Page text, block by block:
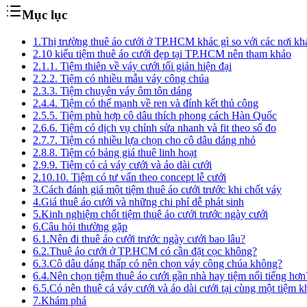
Mục lục
1.Thị trường thuê áo cưới ở TP.HCM khác gì so với các nơi
2.10 kiểu tiệm thuê áo cưới đẹp tại TP.HCM nên tham khảo
2.1.1. Tiệm thiên về váy cưới tối giản hiện đại
2.2.2. Tiệm có nhiều mẫu váy công chúa
2.3.3. Tiệm chuyên váy ôm tôn dáng
2.4.4. Tiệm có thế mạnh về ren và đính kết thủ công
2.5.5. Tiệm phù hợp cô dâu thích phong cách Hàn Quốc
2.6.6. Tiệm có dịch vụ chỉnh sửa nhanh và fit theo số đo
2.7.7. Tiệm có nhiều lựa chọn cho cô dâu dáng nhỏ
2.8.8. Tiệm có bảng giá thuê linh hoạt
2.9.9. Tiệm có cả váy cưới và áo dài cưới
2.10.10. Tiệm có tư vấn theo concept lễ cưới
3.Cách đánh giá một tiệm thuê áo cưới trước khi chốt váy
4.Giá thuê áo cưới và những chi phí dễ phát sinh
5.Kinh nghiệm chốt tiệm thuê áo cưới trước ngày cưới
6.Câu hỏi thường gặp
6.1.Nên đi thuê áo cưới trước ngày cưới bao lâu?
6.2.Thuê áo cưới ở TP.HCM có cần đặt cọc không?
6.3.Cô dâu dáng thấp có nên chọn váy công chúa không?
6.4.Nên chọn tiệm thuê áo cưới gần nhà hay tiệm nổi tiếng
6.5.Có nên thuê cả váy cưới và áo dài cưới tại cùng một tiệm
7.Khám phá